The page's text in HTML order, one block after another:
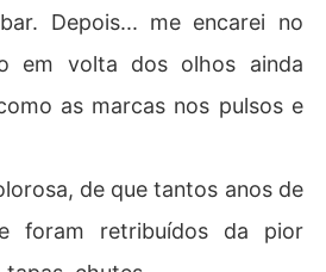
sem se perder. O que começa
vira uma guerra silenciosa
o passado e a redenção.
está mais perto do que ela ima
para assombrá-la... ela preci
ou lutar por si mesma e talvez,
que jurou nunca amar.
percebi, que estava prestes a
Depois... me encarei no
em volta dos olhos ainda
as marcas nos pulsos e
de que tantos anos de
foram retribuídos da pior